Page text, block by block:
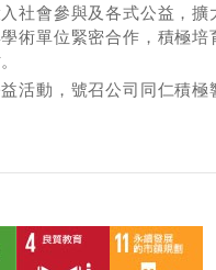
社會參與及各式公益，擴
術單位緊密合作，積極培
活動，號召公司同仁積極